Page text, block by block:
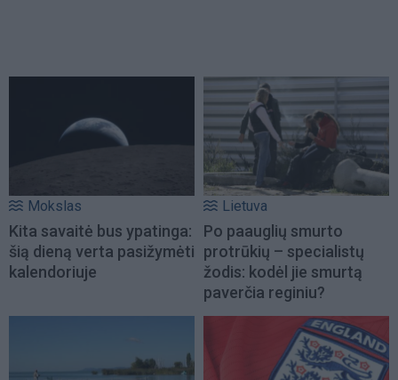
Mokslas
Kita savaitė bus ypatinga:
šią dieną verta pasižymėti
kalendoriuje
Lietuva
Po paauglių smurto
protrūkių – specialistų
žodis: kodėl jie smurtą
paverčia reginiu?